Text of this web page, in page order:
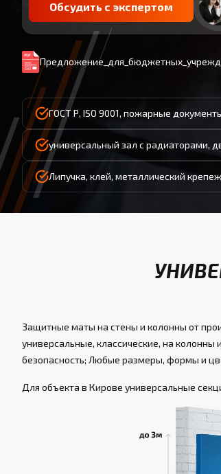
Обсудить с экспертом
ГОСТ Р, ISO 9001, пожарные
универсальный зал с радиаторами,
Липучка, клей, металлический
Защитные маты на стены и колонны от
универсальные, классические, на
безопасность; Любые размеры, формы и
Для объекта в Кирове универсальные